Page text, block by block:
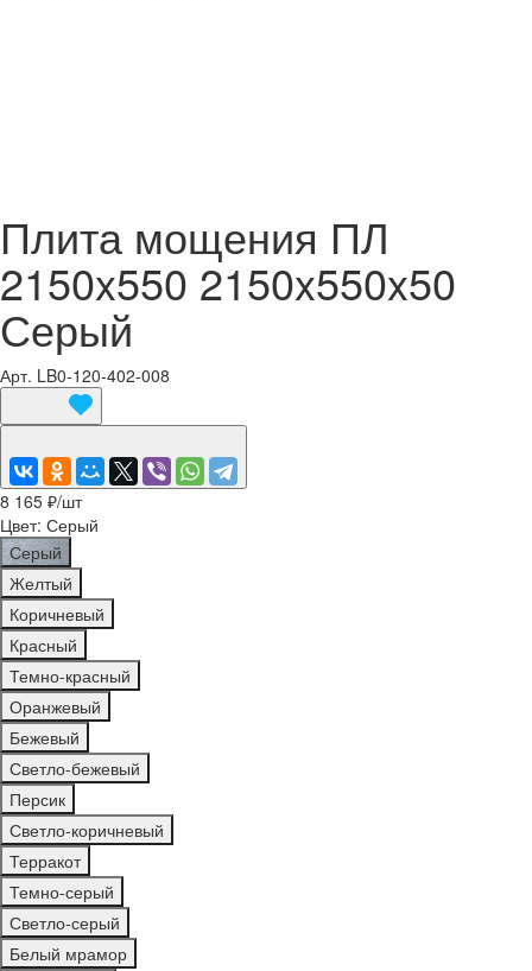
Плита мощения ПЛ
2150x550 2150x550x50
Серый
Арт. LB0-120-402-008
8 165 ₽/шт
Цвет: Серый
Серый
Желтый
Коричневый
Красный
Темно-красный
Оранжевый
Бежевый
Светло-бежевый
Персик
Светло-коричневый
Терракот
Темно-серый
Светло-серый
Белый мрамор